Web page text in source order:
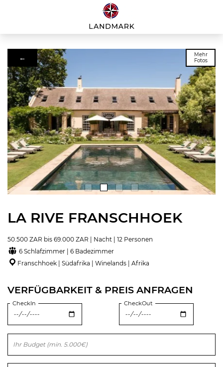
←
Mehr
Fotos
LA RIVE FRANSCHHOEK
50.500 ZAR bis 69.000 ZAR | Nacht | 12 Personen
6 Schlafzimmer | 6 Badezimmer
Franschhoek | Südafrika | Winelands | Afrika
VERFÜGBARKEIT & PREIS ANFRAGEN
CheckIn CheckOut
Bitte lasse dieses Feld leer.